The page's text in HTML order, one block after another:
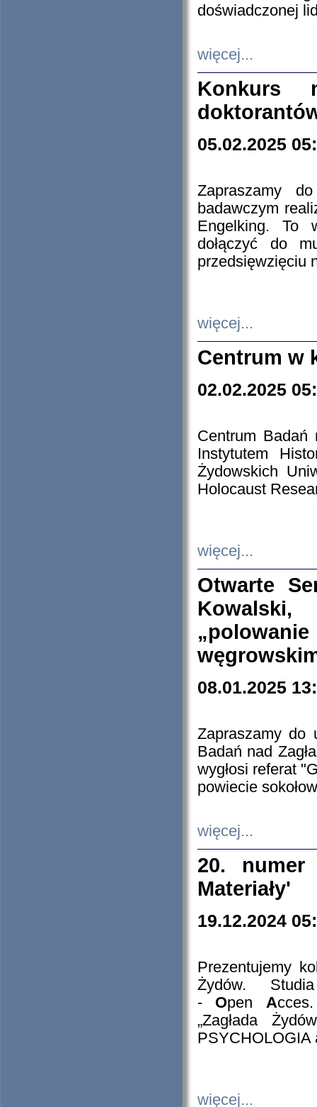
doświadczonej
więcej...
Konkurs
05.02.2025
Zapraszamy
badawczym
Engelking. To
dołączyć do
przedsięwzięciu
więcej...
Centrum w
02.02.2025
Centrum Badań
Instytutem
Żydowskich
Holocaust
więcej...
Otwarte
08.01.2025
Zapraszamy do
Badań nad
wygłosi referat
powiecie
więcej...
20. numer
Materiały'
19.12.2024
Prezentujemy
Żydów.
- Open A
„Zagłada
PSYCHOLOGIA
więcej...